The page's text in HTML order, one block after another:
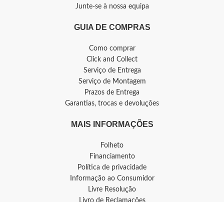
Junte-se à nossa equipa
GUIA DE COMPRAS
Como comprar
Click and Collect
Serviço de Entrega
Serviço de Montagem
Prazos de Entrega
Garantias, trocas e devoluções
MAIS INFORMAÇÕES
Folheto
Financiamento
Política de privacidade
Informação ao Consumidor
Livre Resolução
Livro de Reclamações